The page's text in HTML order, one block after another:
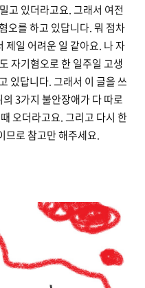
고 있더라고요. 그래서 여전
오를 하고 있답니다. 뭐 점차
제일 어려운 일 같아요. 나 자
자기혐오로 한 일주일 고생
있답니다. 그래서 이 글을 쓰
3가지 불안장애가 다 따로
오더라고요. 그리고 다시 한
므로 참고만 해주세요.